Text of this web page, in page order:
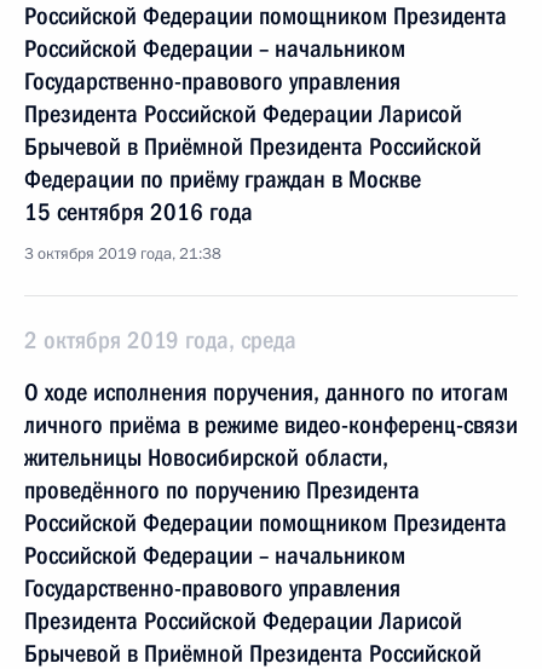
Российской Федерации помощником Президента
Российской Федерации – начальником
Государственно-правового управления
Президента Российской Федерации Ларисой
Брычевой в Приёмной Президента Российской
Федерации по приёму граждан в Москве
15 сентября 2016 года
3 октября 2019 года, 21:38
2 октября 2019 года, среда
О ходе исполнения поручения, данного по итогам
личного приёма в режиме видео-конференц-связи
жительницы Новосибирской области,
проведённого по поручению Президента
Российской Федерации помощником Президента
Российской Федерации – начальником
Государственно-правового управления
Президента Российской Федерации Ларисой
Брычевой в Приёмной Президента Российской